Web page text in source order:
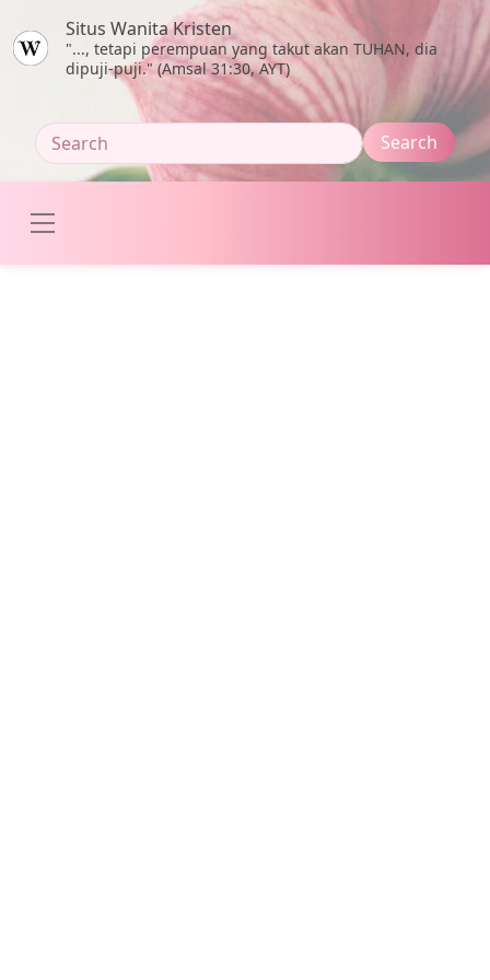
Situs Wanita Kristen
"..., tetapi perempuan yang takut akan TUHAN, dia
dipuji-puji." (Amsal 31:30, AYT)